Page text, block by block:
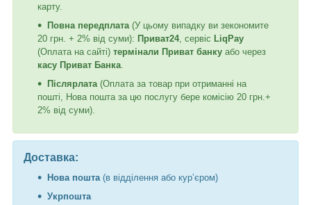
карту.
Повна передплата (У цьому випадку ви зекономите
20 грн. + 2% від суми): Приват24, сервіс LiqPay
(Оплата на сайті) термінали Приват банку або через
касу Приват Банка
Післярлата (Оплата за товар при отриманні на
пошті, Нова пошта за цю послугу бере комісію 20 грн.+
2% від суми).
Доставка:
Нова пошта (в відділення або кур’єром)
Укрпошта